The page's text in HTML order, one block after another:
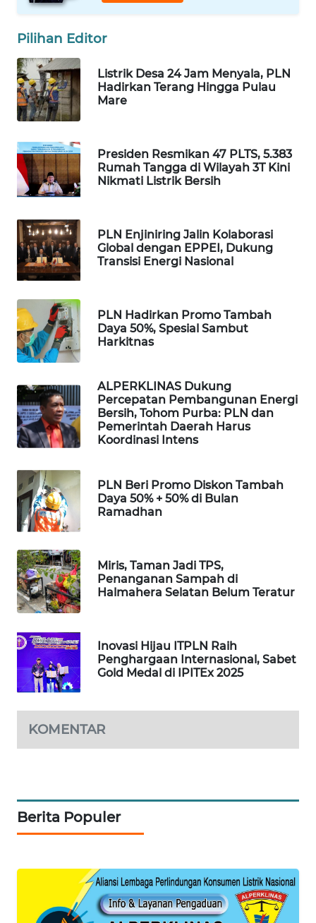
Pilihan Editor
Listrik Desa 24 Jam Menyala, PLN
Hadirkan Terang Hingga Pulau
Mare
Presiden Resmikan 47 PLTS, 5.383
Rumah Tangga di Wilayah 3T Kini
Nikmati Listrik Bersih
PLN Enjiniring Jalin Kolaborasi
Global dengan EPPEI, Dukung
Transisi Energi Nasional
PLN Hadirkan Promo Tambah
Daya 50%, Spesial Sambut
Harkitnas
ALPERKLINAS Dukung
Percepatan Pembangunan Energi
Bersih, Tohom Purba: PLN dan
Pemerintah Daerah Harus
Koordinasi Intens
PLN Beri Promo Diskon Tambah
Daya 50% + 50% di Bulan
Ramadhan
Miris, Taman Jadi TPS,
Penanganan Sampah di
Halmahera Selatan Belum Teratur
Inovasi Hijau ITPLN Raih
Penghargaan Internasional, Sabet
Gold Medal di IPITEx 2025
KOMENTAR
Berita Populer
PORTAL
KONSUMEN
FORWAMKI
ALPERKLINAS
TAMBANG
NEWS
SITUNGIR
NEWS
SIDIKALANG
SIBARAGAS
NEWS
SIANTAR
NEWS
METRO
NEWS
METRO
JAKARTA
KRT
NEWS
KARING
NEWS
JURNAL
MARITIM
HUMBANG
NEWS
NEWS
FISUELRI
NEWS